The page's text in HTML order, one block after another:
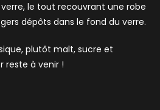
le tout recouvrant une robe
dépôts dans le fond du verre.
plutôt malt, sucre et
reste à venir !